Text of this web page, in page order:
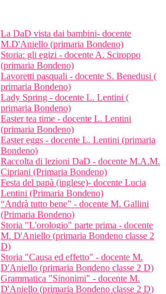
La DaD vista dai bambini- docente
M.D'Aniello (primaria Bondeno)
Storia: gli egizi - docente A. Sciroppo
(primaria Bondeno)
Lavoretti pasquali - docente S. Benedusi (
primaria Bondeno)
Lady Spring - docente L. Lentini (
primaria Bondeno)
Easter tea time - docente L. Lentini
(primaria Bondeno)
Easter eggs - docente L. Lentini (primaria
Bondeno)
Raccolta di lezioni DaD - docente M.A.M.
Cipriani (Primaria Bondeno)
Festa del papà (inglese)- docente Lucia
Lentini (Primaria Bondeno)
“Andrà tutto bene” - docente M. Gallini
(Primaria Bondeno)
Storia "L'orologio" parte prima - docente
M. D'Aniello (primaria Bondeno classe 2
D)
Storia "Causa ed effetto" - docente M.
D'Aniello (primaria Bondeno classe 2 D)
Grammatica "Sinonimi" - docente M.
D'Aniello (primaria Bondeno classe 2 D)